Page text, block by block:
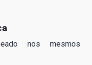
nos mesmos